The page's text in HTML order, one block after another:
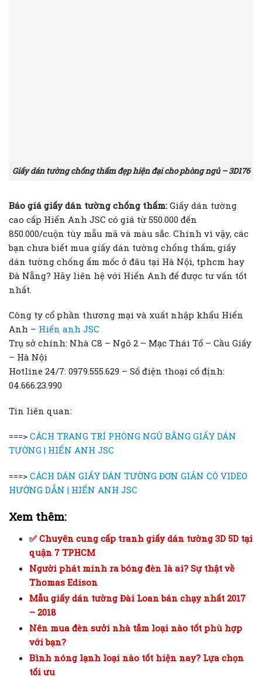
Giấy dán tường chống thấm đẹp hiện đại cho phòng ngủ – 3D176
Báo giá giấy dán tường chống thấm: Giấy dán tường
cao cấp Hiển Anh JSC có giá từ 550.000 đến
850.000/cuộn tùy mẫu mã và màu sắc. Chính vì vậy, các
bạn chưa biết mua giấy dán tường chống thấm, giấy
dán tường chống ẩm mốc ở đâu tại Hà Nội, tphcm hay
Đà Nẵng? Hãy liên hệ với Hiển Anh để được tư vấn tốt
nhất.
Công ty cổ phần thương mại và xuất nhập khẩu Hiển
Anh – Hiển anh JSC
Trụ sở chính: Nhà C8 – Ngõ 2 – Mạc Thái Tổ – Cầu Giấy
– Hà Nội
Hotline 24/7: 0979.555.629 – Số điện thoại cố định:
04.666.23.990
Tin liên quan:
===> CÁCH TRANG TRÍ PHÒNG NGỦ BẰNG GIẤY DÁN
TƯỜNG | HIỂN ANH JSC
===> CÁCH DÁN GIẤY DÁN TƯỜNG ĐƠN GIẢN CÓ VIDEO
HƯỚNG DẪN | HIỂN ANH JSC
Xem thêm:
✅ Chuyên cung cấp tranh giấy dán tường 3D 5D tại
quận 7 TPHCM
Người phát minh ra bóng đèn là ai? Sự thật về
Thomas Edison
Mẫu giấy dán tường Đài Loan bán chạy nhất 2017
– 2018
Nên mua đèn sưởi nhà tắm loại nào tốt phù hợp
với bạn?
Bình nóng lạnh loại nào tốt hiện nay? Lựa chọn
tối ưu